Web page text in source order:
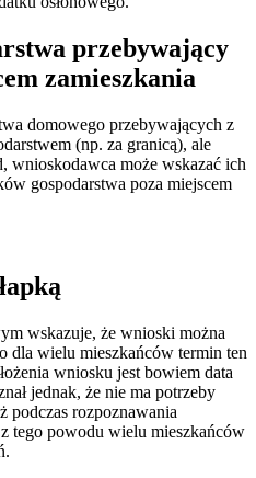
przebywający
zamieszkania
domowego przebywających z
(np. za granicą), ale
wnioskodawca może wskazać ich
gospodarstwa poza miejscem
wskazuje, że wnioski można
dla wielu mieszkańców termin ten
wniosku jest bowiem data
jednak, że nie ma potrzeby
podczas rozpoznawania
tego powodu wielu mieszkańców